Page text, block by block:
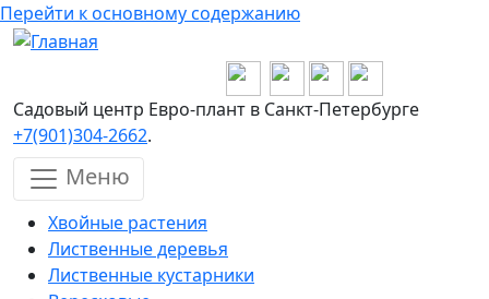
Перейти к основному содержанию
Садовый центр Евро-плант в Санкт-Петербурге
+7(901)304-2662.
Меню
Хвойные растения
Лиственные деревья
Лиственные кустарники